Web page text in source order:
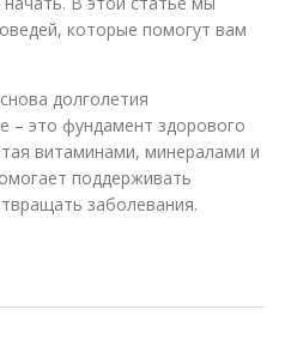
которые помогут вам
долголетия
– это фундамент здорового
витаминами, минералами и
поддерживать
заболевания.